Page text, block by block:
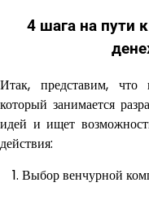
4 шага на пути
Итак, представим, что
который занимается
идей и ищет
действия:
Выбор венчурной